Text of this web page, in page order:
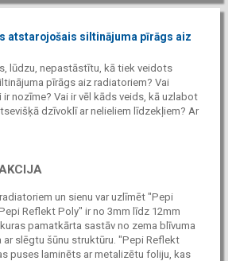
atstarojošais siltinājuma pīrāgs aiz
lūdzu, nepastāstītu, kā tiek veidots
pīrāgs aiz radiatoriem? Vai
nozīme? Vai ir vēl kāds veids, kā uzlabot
dzīvoklī ar nelieliem līdzekļiem? Ar
un sienu var uzlīmēt "Pepi
Reflekt Poly" ir no 3mm līdz 12mm
pamatkārta sastāv no zema blīvuma
slēgtu šūnu struktūru. "Pepi Reflekt
puses laminēts ar metalizētu foliju, kas